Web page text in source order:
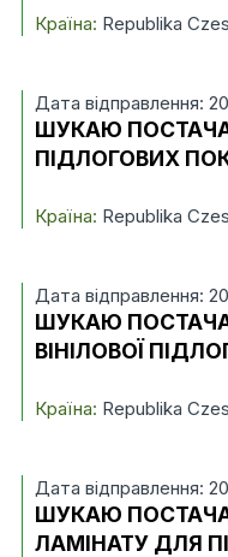
Країна: Republika
Дата відправлення:
ШУКАЮ
ПІДЛОГОВИХ
Країна: Republika
Дата відправлення:
ШУКАЮ
ВІНІЛОВОЇ
Країна: Republika
Дата відправлення:
ШУКАЮ
ЛАМІНАТУ ДЛЯ